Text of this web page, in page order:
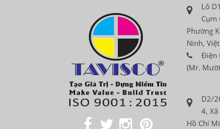
Lô
Cụm
Phường
Ninh,
Điện
(Mr.
D2/
4,
Hồ Chí